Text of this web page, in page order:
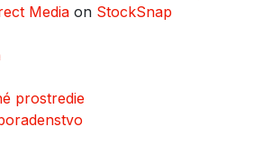
Media on StockSnap
prostredie